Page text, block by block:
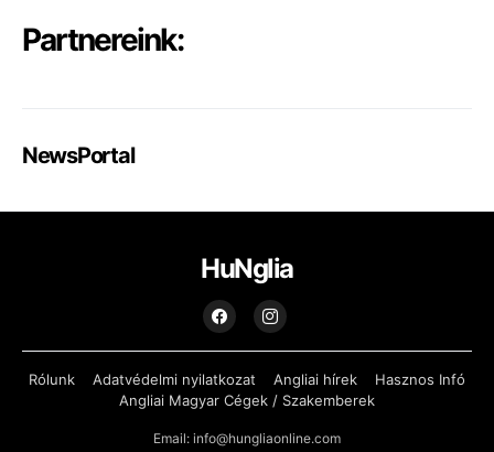
Partnereink:
NewsPortal
HuNglia
Rólunk Adatvédelmi nyilatkozat Angliai hírek
Hasznos Infó
Angliai Magyar Cégek / Szakemberek
Email: info@hungliaonline.com